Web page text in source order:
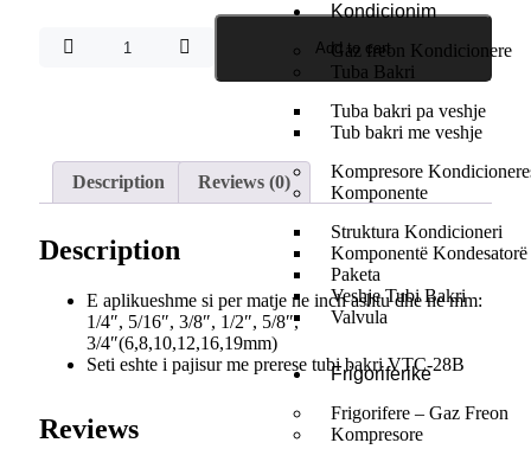
Kondicionim
Gaz freon Kondicionere
Tuba Bakri
Tuba bakri pa veshje
Tub bakri me veshje
Kompresore
Komponente
Struktura Kondicioneri
Komponentë Kondesatorë
Paketa
Veshje Tubi Bakri
Valvula
Frigoriferike
Frigorifere – Gaz Freon
Kompresore
Add to cart
Description Reviews (0)
Description
E aplikueshme si per matje ne inch ashtu dhe ne mm:
1/4″, 5/16″, 3/8″, 1/2″, 5/8″,
3/4″(6,8,10,12,16,19mm)
Seti eshte i pajisur me prerese tubi bakri VTC-28B
Reviews